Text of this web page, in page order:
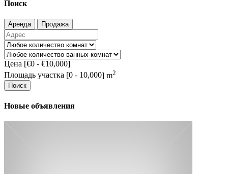
Поиск
Аренда Продажа
Цена [€0 - €10,000]
Площадь участка [0 - 10,000] m2
Поиск
Новые объявления